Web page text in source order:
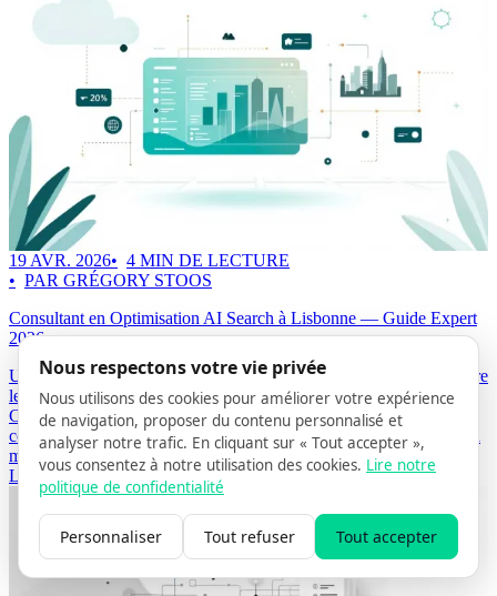
19 AVR. 2026
4 MIN DE LECTURE
PAR GRÉGORY STOOS
Consultant en Optimisation AI Search à Lisbonne — Guide Expert
2026
Un consultant en optimisation AI Search (AISO) à Lisbonne prépare
les sites à être cités par ChatGPT, Perplexity, Gemini, Microsoft
Copilot, Grok et DeepSeek. Guide expert 2026 : quand recruter un
consultant, quels livrables exiger, et comment AISO Hub exécute la
méthodologie en quatre phases.
Lire la suite ->
Nous respectons votre vie privée
Nous utilisons des cookies pour améliorer votre expérience
de navigation, proposer du contenu personnalisé et
analyser notre trafic. En cliquant sur « Tout accepter »,
vous consentez à notre utilisation des cookies. Lire notre
politique de confidentialité
Personnaliser Tout refuser Tout accepter